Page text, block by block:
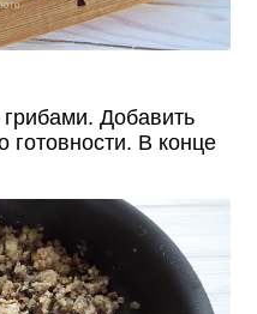
Добавить
В конце